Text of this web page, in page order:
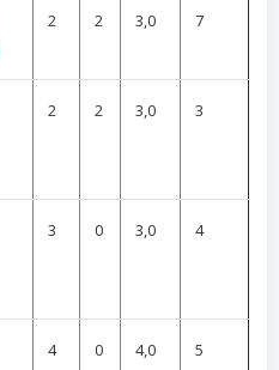
2 2 3,0 7
2 2 3,0 3
3 0 3,0 4
4 0 4,0 5